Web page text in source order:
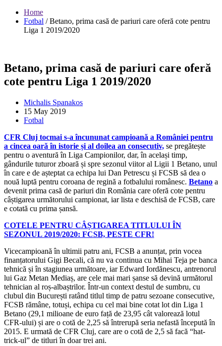
Home
Fotbal /Betano, prima casă de pariuri care oferă cote pentru
Liga 1 2019/2020
Betano, prima casă de pariuri care oferă
cote pentru Liga 1 2019/2020
Michalis Spanakos
15 May 2019
Fotbal
CFR Cluj tocmai s-a încununat campioană a României pentru
a cincea oară în istorie și al doilea an consecutiv, se pregătește
pentru o aventură în Liga Campionilor, dar, în același timp,
gândurile tuturor zboară și spre sezonul viitor al Ligii 1 Betano, unul
în care e de așteptat ca echipa lui Dan Petrescu și FCSB să dea o
nouă luptă pentru coroana de regină a fotbalului românesc. Betano a
devenit prima casă de pariuri din România care oferă cote pentru
câștigarea următorului campionat, iar lista e deschisă de FCSB, care
e cotată cu prima șansă.
COTELE PENTRU CÂȘTIGAREA TITLULUI ÎN
SEZONUL 2019/2020: FCSB, PESTE CFR!
Vicecampioană în ultimii patru ani, FCSB a anunțat, prin vocea
finanțatorului Gigi Becali, că nu va continua cu Mihai Teja pe banca
tehnică și în stagiunea următoare, iar Edward Iordănescu, antrenorul
lui Gaz Metan Mediaș, are cele mai mari șanse să devină următorul
tehnician al roș-albaștrilor. Într-un context destul de sumbru, cu
clubul din București ratând titlul timp de patru sezoane consecutive,
FCSB rămâne, totuși, echipa cu cel mai bine cotat lot din Liga 1
Betano (29,1 milioane de euro față de 23,95 cât valorează lotul
CFR-ului) și are o cotă de 2,25 să întrerupă seria nefastă începută în
2015. E urmată de CFR Cluj, care are o cotă de 2,5 să facă “hat-
trick-ul” de titluri în doar trei ani.